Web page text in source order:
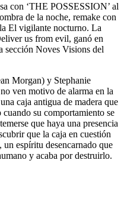
con ‘THE POSSESSION’ al
de la noche, remake con
El vigilante nocturno. La
us from evil, ganó en
sección Noves Visions del
Morgan) y Stephanie
ven motivo de alarma en la
caja antigua de madera que
su comportamiento se
que haya una presencia
que la caja en cuestión
espíritu desencarnado que
y acaba por destruirlo.